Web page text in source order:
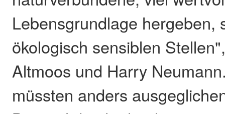
Lebensgrundlage hergeben,
ökologisch sensiblen
Altmoos und Harry
müssten anders